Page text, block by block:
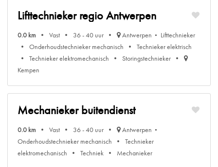
Lifttechnieker regio Antwerpen
0.0 km Vast 36 - 40 uur Antwerpen
Lifttechnieker
Onderhoudstechnieker mechanisch
Technieker elektrisch
Technieker elektromechanisch
Storingstechnieker
Kempen
Mechanieker buitendienst
0.0 km Vast 36 - 40 uur
Antwerpen
Onderhoudstechnieker mechanisch
Technieker
elektromechanisch
Techniek Mechanieker